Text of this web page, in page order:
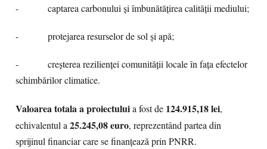
- captarea carbonului și îmbunătățirea calității mediului;
- protejarea resurselor de sol și apă;
- creșterea rezilienței comunității locale în fața efectelor
schimbărilor climatice.
Valoarea totala a proiectuluia fost de 124.915,18 lei,
echivalentul a25.245,08 euro, reprezentând partea din
sprijinul financiar care se finanțează prin PNRR.